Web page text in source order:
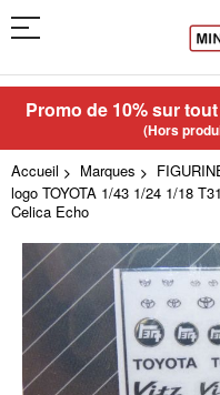
Promo de 10% sur
(Hors
Accueil Marques
logo TOYOTA 1/43 1/24 1/18
Celica Echo
Skip
to
end
of
the
images
gallery